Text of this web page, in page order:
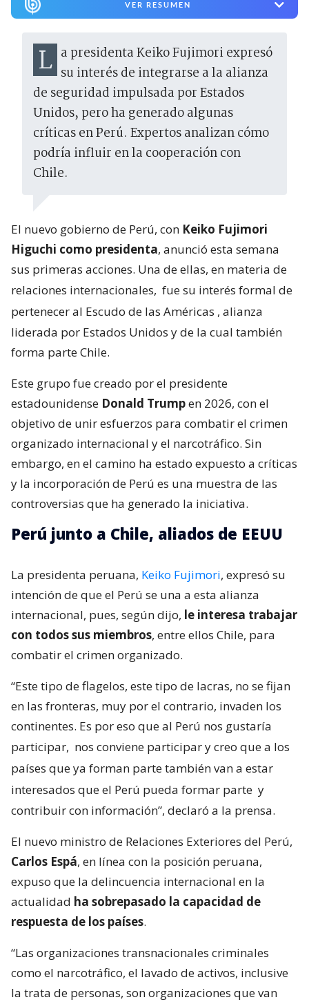
VER RESUMEN
La presidenta Keiko Fujimori expresó su interés de integrarse a la alianza
de seguridad impulsada por Estados
Unidos, pero ha generado algunas
críticas en Perú. Expertos analizan cómo
podría influir en la cooperación con
Chile.
El nuevo gobierno de Perú, con Keiko Fujimori
Higuchi como presidenta, anunció esta semana
sus primeras acciones. Una de ellas, en materia de
relaciones internacionales, fue su interés formal de
pertenecer al Escudo de las Américas , alianza
liderada por Estados Unidos y de la cual también
forma parte Chile.
Este grupo fue creado por el presidente
estadounidense Donald Trumpen 2026, con el
objetivo de unir esfuerzos para combatir el crimen
organizado internacional y el narcotráfico. Sin
embargo, en el camino ha estado expuesto a críticas
y la incorporación de Perú es una muestra de las
controversias que ha generado la iniciativa.
Perú junto a Chile, aliados de EEUU
La presidenta peruana, Keiko Fujimori, expresó su
intención de que el Perú se una a esta alianza
internacional, pues, según dijo, le interesa trabajar
con todos sus miembros, entre ellos Chile, para
combatir el crimen organizado.
“Este tipo de flagelos, este tipo de lacras, no se fijan
en las fronteras, muy por el contrario, invaden los
continentes. Es por eso que al Perú nos gustaría
participar, nos conviene participar y creo que a los
países que ya forman parte también van a estar
interesados que el Perú pueda formar parte y
contribuir con información”, declaró a la prensa.
El nuevo ministro de Relaciones Exteriores del Perú,
Carlos Espá, en línea con la posición peruana,
expuso que la delincuencia internacional en la
actualidad ha sobrepasado la capacidad de
respuesta de los países.
“Las organizaciones transnacionales criminales
como el narcotráfico, el lavado de activos, inclusive
la trata de personas, son organizaciones que van